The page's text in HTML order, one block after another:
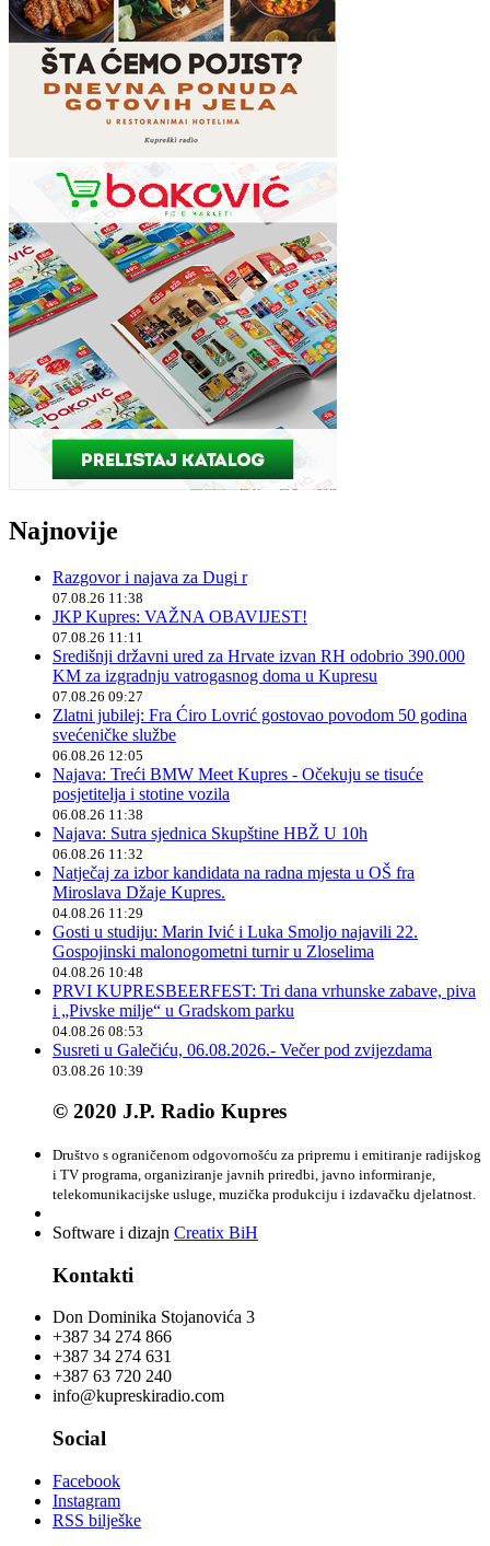
Najnovije
Razgovor i najava za Dugi r
07.08.26 11:38
JKP Kupres: VAŽNA OBAVIJEST!
07.08.26 11:11
Središnji državni ured za Hrvate izvan RH odobrio 390.000
KM za izgradnju vatrogasnog doma u Kupresu
07.08.26 09:27
Zlatni jubilej: Fra Ćiro Lovrić gostovao povodom 50 godina
svećeničke službe
06.08.26 12:05
Najava: Treći BMW Meet Kupres - Očekuju se tisuće
posjetitelja i stotine vozila
06.08.26 11:38
Najava: Sutra sjednica Skupštine HBŽ U 10h
06.08.26 11:32
Natječaj za izbor kandidata na radna mjesta u OŠ fra
Miroslava Džaje Kupres.
04.08.26 11:29
Gosti u studiju: Marin Ivić i Luka Smoljo najavili 22.
Gospojinski malonogometni turnir u Zloselima
04.08.26 10:48
PRVI KUPRESBEERFEST: Tri dana vrhunske zabave, piva
i „Pivske milje“ u Gradskom parku
04.08.26 08:53
Susreti u Galečiću, 06.08.2026.- Večer pod zvijezdama
03.08.26 10:39
© 2020 J.P. Radio Kupres
Društvo s ograničenom odgovornošću za pripremu i emitiranje radijskog
i TV programa, organiziranje javnih priredbi, javno informiranje,
telekomunikacijske usluge, muzička produkciju i izdavačku djelatnost.
Software i dizajn Creatix BiH
Kontakti
Don Dominika Stojanovića 3
+387 34 274 866
+387 34 274 631
+387 63 720 240
info@kupreskiradio.com
Social
Facebook
Instagram
RSS bilješke